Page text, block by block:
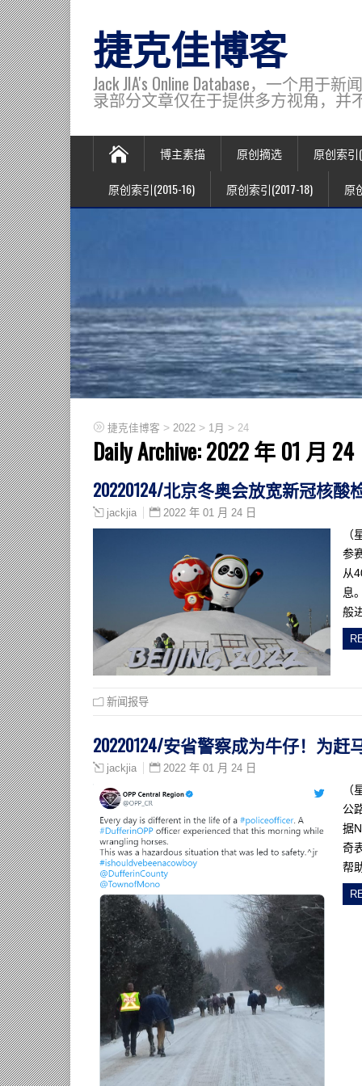
捷克佳博客
Jack JIA's Online Database，一个用
录部分文章仅在于提供多方视角，并
博主素描 原创摘选 原创索引
原创索引(2015-16) 原创索引(2017-18) 原
捷克佳博客 > 2022 > 1月 > 24
Daily Archive:2022 年 01 月 24
20220124/北京冬奥会放宽新冠核
jackjia 2022 年 01 月 24 日
（
参
从
息
般
新闻报导
20220124/安省警察成为牛仔！为赶
jackjia 2022 年 01 月 24 日
（
公
据
奇
帮